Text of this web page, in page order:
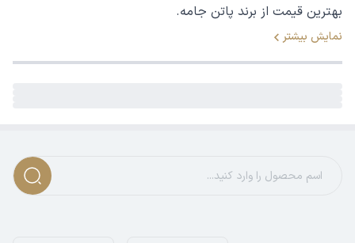
بهترین قیمت از برند پاتن جامه.
نمایش بیشتر